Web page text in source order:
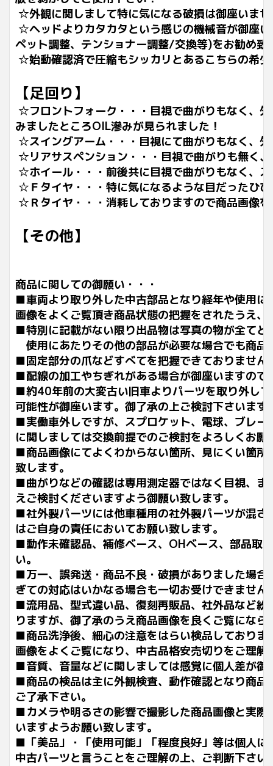
☆外観に関しまして特に気になる破損は御座いま
☆ヘッドよりカタカタという感じの機械音が御座
ペット調整、テンショナー調整/交換等)をお勧め致
☆始動確認済で圧縮もシッカリとあるこちらの希
【足回り】
☆フロントフォーク・・・目視で曲がりもなく、
みましたところOIL滲みが見られました！
☆スイングアーム・・・目視にて曲がりもなく、
☆リアサスペンション・・・目視で曲がりも無く
☆ホイール・・・前後共に目視で曲がりもなく、
☆Ｆタイヤ・・・特に気になるような目だったひ
☆Ｒタイヤ・・・消耗しておりますので商品画像
【その他】
商品に関しての御願い・・・
■車両より取り外した中古部品となり経年や使用
画像をよくご覧頂き商品状態の把握をされたうえ
■特別に記載がない限り出品物は写真の物が全てと
使用にあたりその他の部品が必要な場合でも商
■固定部分の爪などすべてを把握できておりませ
■配線の加工やちぎれがある場合が御座いますの
■約40年前の大変古い旧車よりパーツを取り外し
可能性が御座います。御了承の上ご検討下さいます
■実働車外しですが、スプロケット、電球、ブレ
に関しましては交換前提でのご検討をよろしくお願
■商品画像にてよくわからない箇所、見にくい箇
致します。
■曲がりなどの確認は専用測定器ではなく目視、
えご検討くださいますよう御願い致します。
■社外製パーツには他車種用の社外製パーツが混
はご自身の責任においてお願い致します。
■動作未確認品、補修ベース、OHベース、部品取
い。
■万一、誤発送・商品不良・破損がありました場
ぎての対応はいかなる場合も一切お受けできませ
■流用品、型式違い品、復刻再販品、社外品など
りますが、御了承のうえ商品画像を良くご覧にな
■商品洗浄後、細心の注意をはらい検品しており
画像をよくご覧になり、中古品格安売切りをご理
■音質、音量などに関しましては感覚に個人差が
■商品の検品は主に外観検査、動作確認となり商
ご了承下さい。
■カメラや明るさの影響で撮影した商品画像と実
いますようお願い致します。
■「美品」・「使用可能」「程度良好」等は個人
中古パーツと言うことをご理解の上、ご判断下さ